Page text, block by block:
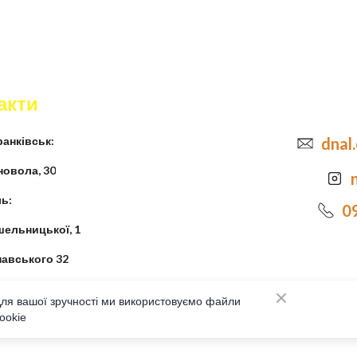
30
1
32
вашої зручності ми використовуємо файли